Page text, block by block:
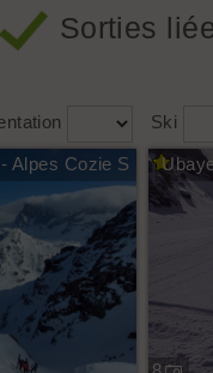
Sorties
Ski
Alpes Cozie S